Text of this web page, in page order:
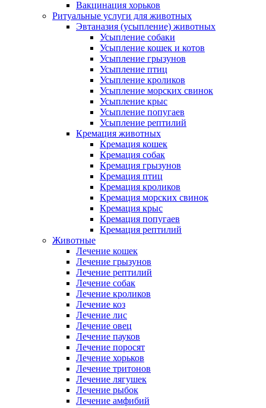
Вакцинация хорьков
Ритуальные услуги для животных
Эвтаназия (усыпление) животных
Усыпление собаки
Усыпление кошек и котов
Усыпление грызунов
Усыпление птиц
Усыпление кроликов
Усыпление морских свинок
Усыпление крыс
Усыпление попугаев
Усыпление рептилий
Кремация животных
Кремация кошек
Кремация собак
Кремация грызунов
Кремация птиц
Кремация кроликов
Кремация морских свинок
Кремация крыс
Кремация попугаев
Кремация рептилий
Животные
Лечение кошек
Лечение грызунов
Лечение рептилий
Лечение собак
Лечение кроликов
Лечение коз
Лечение лис
Лечение овец
Лечение пауков
Лечение поросят
Лечение хорьков
Лечение тритонов
Лечение лягушек
Лечение рыбок
Лечение амфибий